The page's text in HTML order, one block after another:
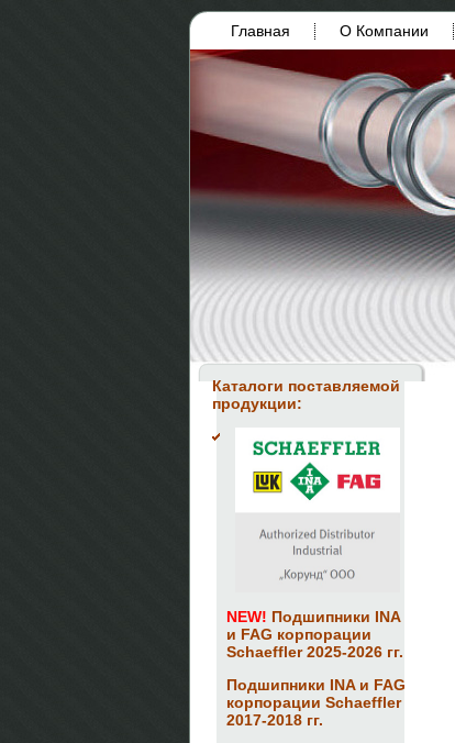
Главная О Компании
Каталоги поставляемой
продукции:
NEW! Подшипники INA
и FAG корпорации
Schaeffler 2025-2026 гг.
Подшипники INA и FAG
корпорации Schaeffler
2017-2018 гг.